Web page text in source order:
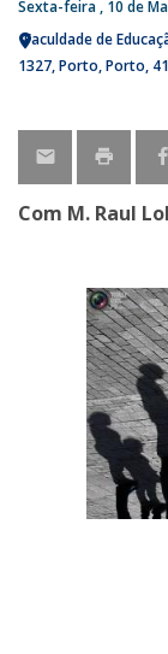
Sexta-feira , 10 de
Faculdade de
1327 Porto Porto
Com M. Raul